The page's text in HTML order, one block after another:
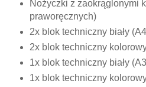
Nożyczki z zaokrąglonymi
praworęcznych)
2x blok techniczny biały
2x blok techniczny
1x blok techniczny biały
1x blok techniczny